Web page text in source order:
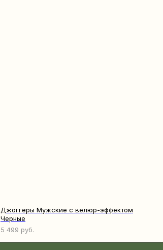
Джоггеры Мужские с велюр-эффектом
Черные
5 499 руб.